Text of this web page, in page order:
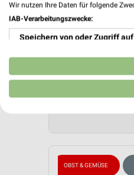
OBST & GEMÜSE
Wir nutzen Ihre Daten für folgende
IAB-Verarbeitungszwecke:
Speichern von oder Zugriff
Verwendung reduzierter
Erstellung von Profilen für
Verwendung von Profilen zur